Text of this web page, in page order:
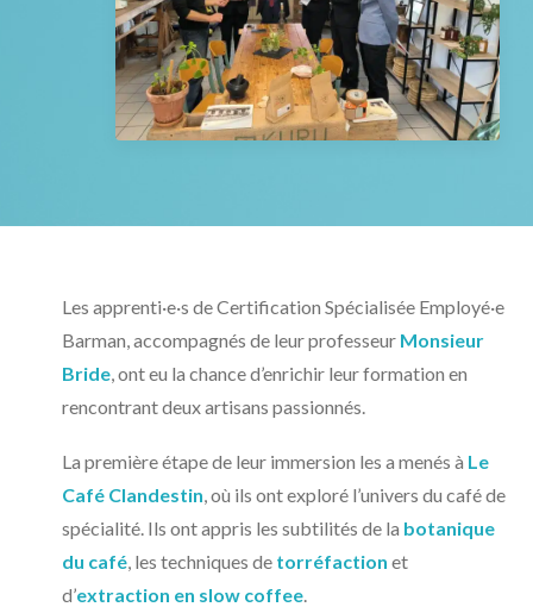
L’agenda
NOUS CONTACTER
RECHERCHE
Les apprenti·e·s de Certification Spécialisée Employé·e
Barman, accompagnés de leur professeur Monsieur
Bride, ont eu la chance d’enrichir leur formation en
rencontrant deux artisans passionnés.
La première étape de leur immersion les a menés à Le
Café Clandestin, où ils ont exploré l’univers du café de
spécialité. Ils ont appris les subtilités de la botanique
du café, les techniques de torréfaction et
d’extraction en slow coffee.